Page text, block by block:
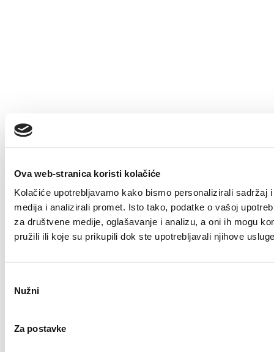
Ova web-stranica koristi kolačiće
Kolačiće upotrebljavamo kako bismo personalizirali sadržaj
medija i analizirali promet. Isto tako, podatke o vašoj
za društvene medije, oglašavanje i analizu, a oni ih mogu
pružili ili koje su prikupili dok ste upotrebljavali njihove
pristanka
Nužni
Za postavke
25/08/2025
HEP – Obavijest o problemima u
2